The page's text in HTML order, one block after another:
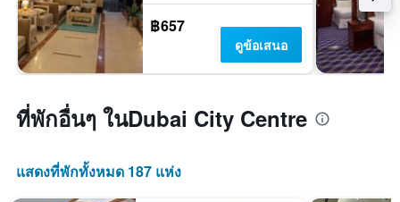
฿657
ดูข้อเสนอ
ที่พักอื่นๆ ในDubai City Centre
แสดงที่พักทั้งหมด 187 แห่ง